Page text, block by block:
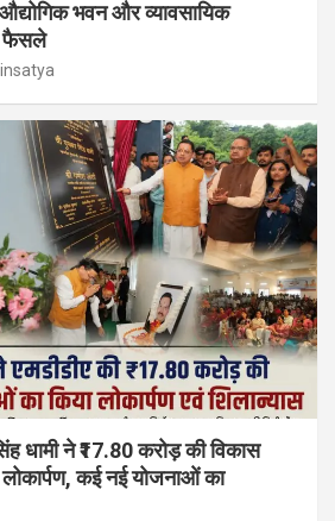
भवन और व्यावसायिक
फैसले
धामी ने ₹17.80 करोड़ की विकास
कई नई योजनाओं का